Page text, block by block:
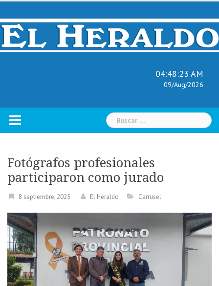
Skip
content
04:48:24 AM
09/Aug/2026
Buscar:
Fotógrafos profesionales
participaron como jurado
8 septiembre, 2025 El Heraldo Carrusel